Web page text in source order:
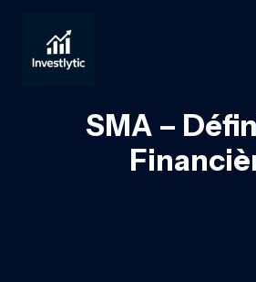
contenu
SMA –